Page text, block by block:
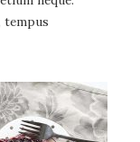
tempus